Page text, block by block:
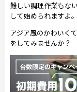
難しい調理作業もな
して始められますよ。
アジア風のかわいく
をしてみませんか？